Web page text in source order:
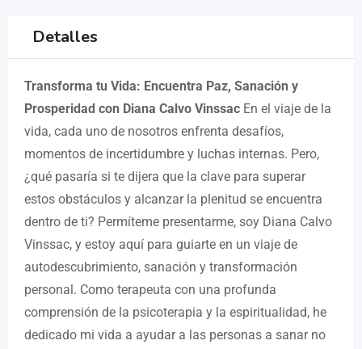
Detalles
Transforma tu Vida: Encuentra Paz, Sanación y
Prosperidad con Diana Calvo Vinssac En el viaje de la
vida, cada uno de nosotros enfrenta desafíos,
momentos de incertidumbre y luchas internas. Pero,
¿qué pasaría si te dijera que la clave para superar
estos obstáculos y alcanzar la plenitud se encuentra
dentro de ti? Permíteme presentarme, soy Diana Calvo
Vinssac, y estoy aquí para guiarte en un viaje de
autodescubrimiento, sanación y transformación
personal. Como terapeuta con una profunda
comprensión de la psicoterapia y la espiritualidad, he
dedicado mi vida a ayudar a las personas a sanar no